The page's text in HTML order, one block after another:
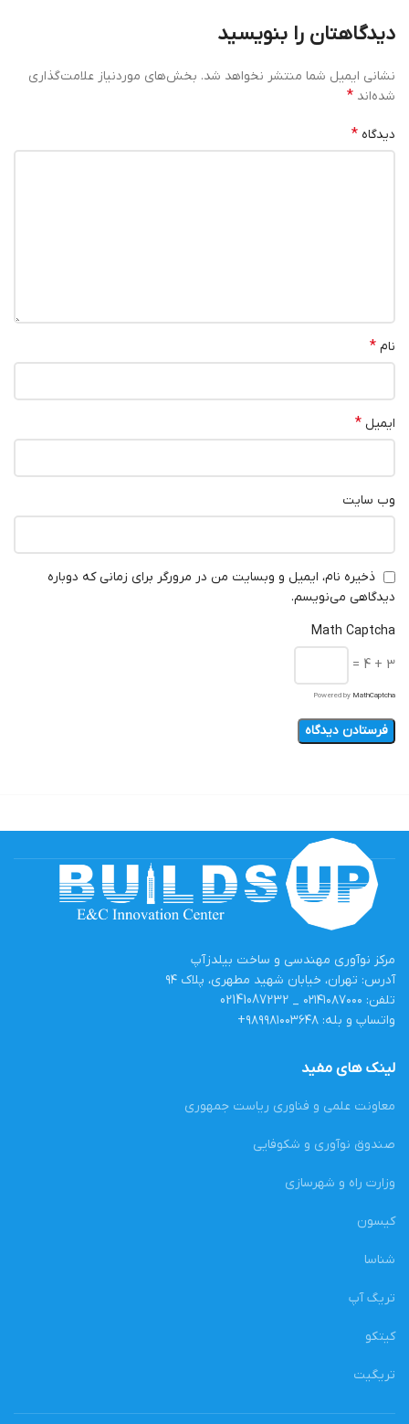
دیدگاهتان را بنویسید
نشانی ایمیل شما منتشر نخواهد شد. بخش‌های موردنیاز علامت‌گذاری
شده‌اند *
دیدگاه *
نام *
ایمیل *
وب‌ سایت
ذخیره نام، ایمیل و وبسایت من در مرورگر برای زمانی که دوباره
دیدگاهی می‌نویسم.
Math Captcha
3 + 4 =
Powered by MathCaptcha
مرکز نوآوری مهندسی و ساخت بیلدزآپ
آدرس: تهران، خیابان شهید مطهری، پلاک ۹۴
تلفن: ۰۲۱۴۱۰۸۷۰۰۰ _ 02141087232
واتساپ و بله: ۹۸۹۹۸۱۰۰۳۶۴۸+
لینک های مفید
معاونت علمی و فناوری ریاست جمهوری
صندوق نوآوری و شکوفایی
وزارت راه و شهرسازی
کیسون
شناسا
تریگ آپ
کیتکو
تریگیت